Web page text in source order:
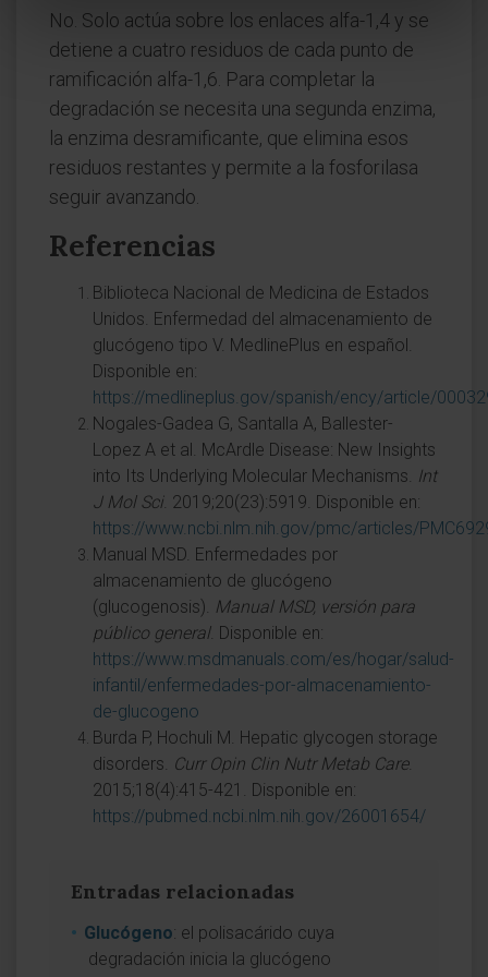
No. Solo actúa sobre los enlaces alfa-1,4 y se
detiene a cuatro residuos de cada punto de
ramificación alfa-1,6. Para completar la
degradación se necesita una segunda enzima,
la enzima desramificante, que elimina esos
residuos restantes y permite a la fosforilasa
seguir avanzando.
Referencias
Biblioteca Nacional de Medicina de Estados
Unidos. Enfermedad del almacenamiento de
glucógeno tipo V. MedlinePlus en español.
Disponible en:
https://medlineplus.gov/spanish/ency/article/
Nogales-Gadea G, Santalla A, Ballester-
Lopez A et al. McArdle Disease: New Insights
into Its Underlying Molecular Mechanisms. Int
J Mol Sci. 2019;20(23):5919. Disponible en:
https://www.ncbi.nlm.nih.gov/pmc/articles/
Manual MSD. Enfermedades por
almacenamiento de glucógeno
(glucogenosis). Manual MSD, versión para
público general. Disponible en:
https://www.msdmanuals.com/es/hogar/salud-
infantil/enfermedades-por-almacenamiento-
de-glucogeno
Burda P, Hochuli M. Hepatic glycogen storage
disorders. Curr Opin Clin Nutr Metab Care.
2015;18(4):415-421. Disponible en:
https://pubmed.ncbi.nlm.nih.gov/26001654/
Entradas relacionadas
Glucógeno: el polisacárido cuya
degradación inicia la glucógeno